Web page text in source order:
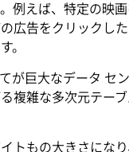
例えば、特定の映
広告をクリックし
。
が巨大なデータ セ
複雑な多次元テー
トもの大きさにな